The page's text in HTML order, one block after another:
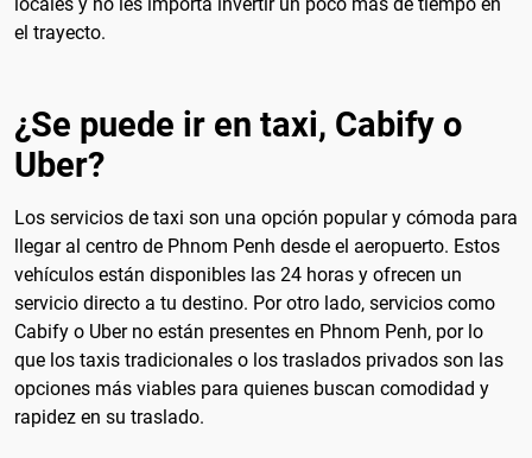
el trayecto.
¿Se puede ir en taxi, Cabify o
Uber?
Los servicios de taxi son una opción popular y cómoda para
llegar al centro de Phnom Penh desde el aeropuerto. Estos
vehículos están disponibles las 24 horas y ofrecen un
servicio directo a tu destino. Por otro lado, servicios como
Cabify o Uber no están presentes en Phnom Penh, por lo
que los taxis tradicionales o los traslados privados son las
opciones más viables para quienes buscan comodidad y
rapidez en su traslado.